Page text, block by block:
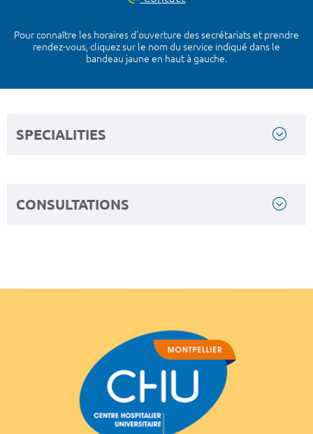
Pour connaître les horaires d’ouverture des secrétariats et prendre
rendez-vous, cliquez sur le nom du service indiqué dans le
bandeau jaune en haut à gauche.
SPECIALITIES
CONSULTATIONS